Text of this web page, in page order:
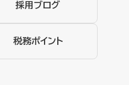
採用ブログ
税務ポイント